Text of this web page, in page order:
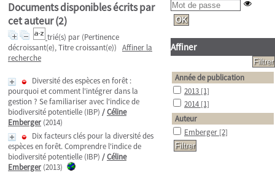
Documents disponibles écrits par
cet auteur (2)
trié(s) par (Pertinence
décroissant(e), Titre croissant(e)) Affiner la
recherche
Diversité des espèces en forêt :
pourquoi et comment l'intégrer dans la
gestion ? Se familiariser avec l'indice de
biodiversité potentielle (IBP) /Céline
Emberger (2014)
Dix facteurs clés pour la diversité des
espèces en forêt. Comprendre l'indice de
biodiversité potentielle (IBP) /Céline
Emberger (2013)
Affiner
Année de publication
2013 [1]
2014 [1]
Auteur
Emberger [2]